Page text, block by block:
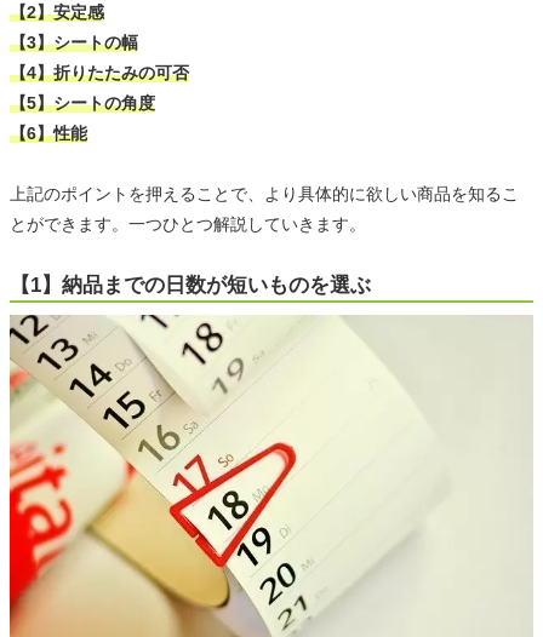
【2】安定感
【3】シートの幅
【4】折りたたみの可否
【5】シートの角度
【6】性能
上記のポイントを押えることで、より具体的に欲しい商品を知るこ
とができます。一つひとつ解説していきます。
【1】納品までの日数が短いものを選ぶ